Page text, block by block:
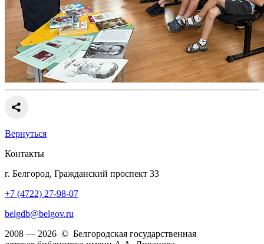
Вернуться
Контакты
г. Белгород, Гражданский проспект 33
+7 (4722) 27-98-07
belgdb@belgov.ru
2008 — 2026 © Белгородская государственная